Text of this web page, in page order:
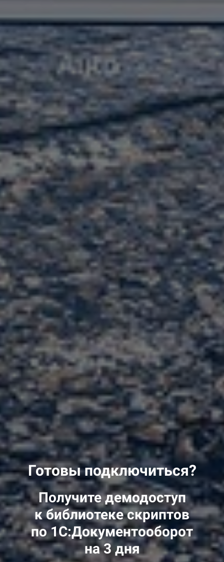
Готовы подключиться?
Получите демодоступ
к библиотеке скриптов
по 1С:Документооборот
на 3 дня